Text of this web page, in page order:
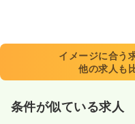
イメージに合う
他の求人も
条件が似ている求人